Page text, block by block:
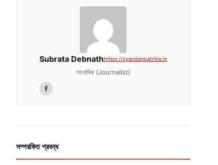
Subrata Debnathhttps://syandanpatrika.in
সাংবাদিক (Journalist)
সম্পরকিত প্রবন্ধ